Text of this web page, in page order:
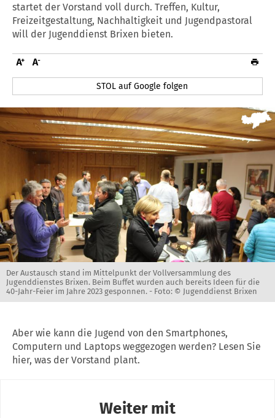
startet der Vorstand voll durch. Treffen, Kultur,
Freizeitgestaltung, Nachhaltigkeit und Jugendpastoral
will der Jugenddienst Brixen bieten.
STOL auf Google folgen
Der Austausch stand im Mittelpunkt der Vollversammlung des
Jugenddienstes Brixen. Beim Buffet wurden auch bereits Ideen für die
40-Jahr-Feier im Jahre 2023 gesponnen. - Foto: © Jugenddienst Brixen
Aber wie kann die Jugend von den Smartphones,
Computern und Laptops weggezogen werden? Lesen Sie
hier, was der Vorstand plant.